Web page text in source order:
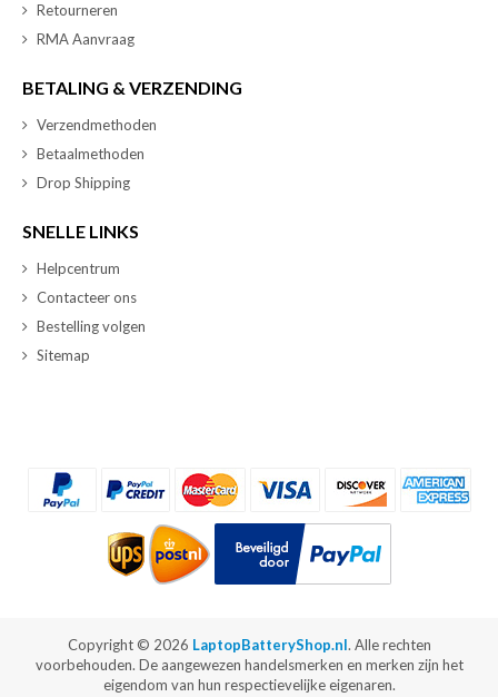
Retourneren
RMA Aanvraag
BETALING & VERZENDING
Verzendmethoden
Betaalmethoden
Drop Shipping
SNELLE LINKS
Helpcentrum
Contacteer ons
Bestelling volgen
Sitemap
Copyright © 2026 LaptopBatteryShop.nl. Alle rechten
voorbehouden. De aangewezen handelsmerken en merken zijn het
eigendom van hun respectievelijke eigenaren.